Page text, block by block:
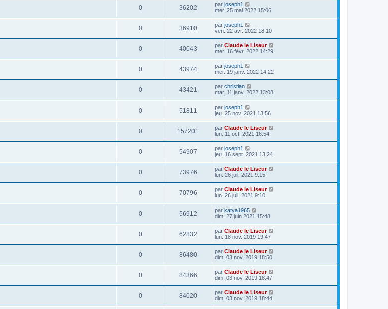
0 36202 par joseph1
mer. 25 mai 2022 15:06
0 36910 par joseph1
ven. 22 avr. 2022 18:10
0 40043 par Claude le Liseur
mer. 16 févr. 2022 14:29
0 43974 par joseph1
mer. 19 janv. 2022 14:22
0 43421 par christian
mar. 11 janv. 2022 13:08
0 51811 par joseph1
jeu. 25 nov. 2021 13:56
0 157201 par Claude le Liseur
lun. 11 oct. 2021 16:54
0 54907 par joseph1
jeu. 16 sept. 2021 13:24
0 73976 par Claude le Liseur
lun. 26 juil. 2021 9:15
0 70796 par Claude le Liseur
lun. 26 juil. 2021 9:10
0 56912 par katya1965
dim. 27 juin 2021 15:48
0 62832 par Claude le Liseur
lun. 18 nov. 2019 19:47
0 86480 par Claude le Liseur
dim. 03 nov. 2019 18:50
0 84366 par Claude le Liseur
dim. 03 nov. 2019 18:47
0 84020 par Claude le Liseur
dim. 03 nov. 2019 18:44